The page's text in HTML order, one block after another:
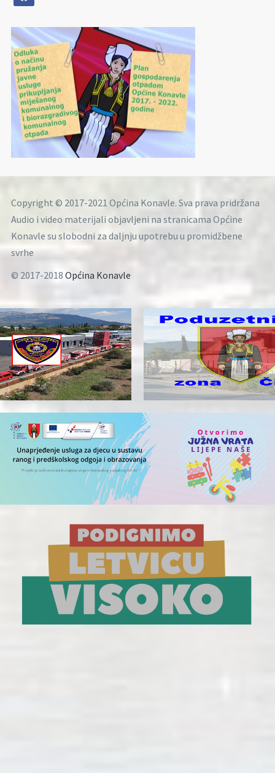
Copyright © 2017-2021 Općina Konavle. Sva prava pridržana
Audio i video materijali objavljeni na stranicama Općine
Konavle su slobodni za daljnju upotrebu u promidžbene
svrhe
© 2017-2018 Općina Konavle